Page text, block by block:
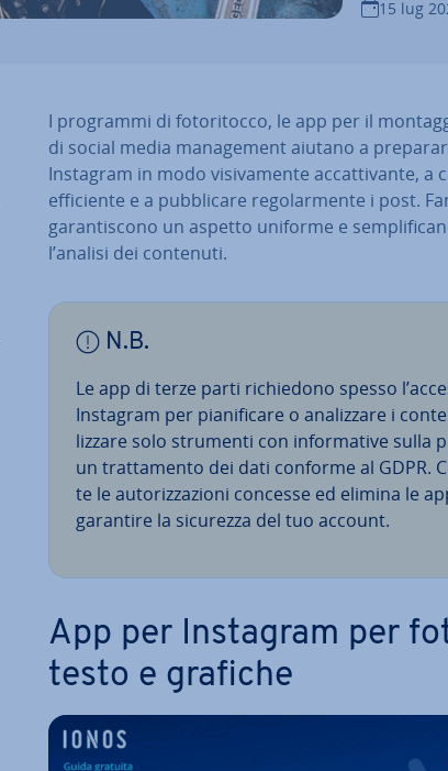
15 lug
I programmi di fo­to­ri­toc­co, le app per il
di social media ma­na­ge­ment aiutano a
Instagram in modo vi­si­va­men­te ac­cat­ti­van­te, a
ef­fi­cien­te e a pub­bli­ca­re re­go­lar­men­te i post.
ga­ran­ti­sco­no un aspetto uniforme e
l’analisi dei contenuti.
N.B.
Le app di terze parti ri­chie­do­no spesso
Instagram per pia­ni­fi­ca­re o ana­liz­za­re i
liz­za­re solo strumenti con in­for­ma­ti­ve sulla
un trat­ta­men­to dei dati conforme al GDPR.
te le au­to­riz­za­zio­ni concesse ed elimina le
garantire la sicurezza del tuo account.
App per Instagram per
testo e grafiche